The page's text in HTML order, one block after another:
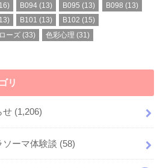
B094 (13) B095 (13) B098 (13)
B101 (13) B102 (15)
ーズ (33) 色彩心理 (31)
リ
せ (1,206)
ソーマ体験談 (58)